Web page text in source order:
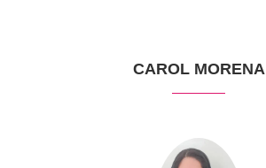
CAROL MORENA